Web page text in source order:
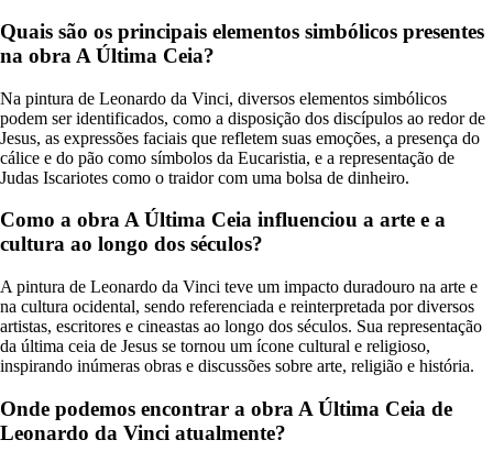
Quais são os principais elementos simbólicos presentes
na obra A Última Ceia?
Na pintura de Leonardo da Vinci, diversos elementos simbólicos
podem ser identificados, como a disposição dos discípulos ao redor de
Jesus, as expressões faciais que refletem suas emoções, a presença do
cálice e do pão como símbolos da Eucaristia, e a representação de
Judas Iscariotes como o traidor com uma bolsa de dinheiro.
Como a obra A Última Ceia influenciou a arte e a
cultura ao longo dos séculos?
A pintura de Leonardo da Vinci teve um impacto duradouro na arte e
na cultura ocidental, sendo referenciada e reinterpretada por diversos
artistas, escritores e cineastas ao longo dos séculos. Sua representação
da última ceia de Jesus se tornou um ícone cultural e religioso,
inspirando inúmeras obras e discussões sobre arte, religião e história.
Onde podemos encontrar a obra A Última Ceia de
Leonardo da Vinci atualmente?